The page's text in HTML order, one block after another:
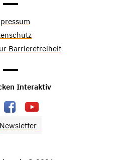
Barrierefreiheit
Interaktiv
Newsletter